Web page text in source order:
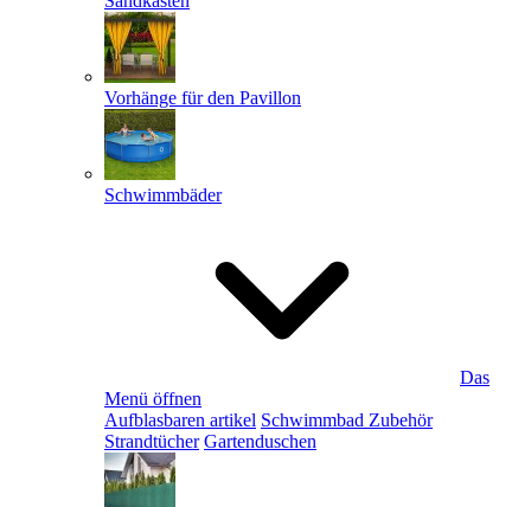
Vorhänge für den Pavillon
Schwimmbäder
Das
Menü öffnen
Aufblasbaren artikel Schwimmbad Zubehör
Strandtücher Gartenduschen